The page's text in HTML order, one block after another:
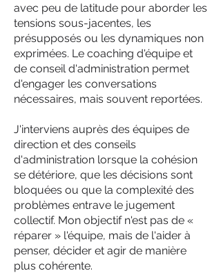
avec peu de latitude pour aborder les
tensions sous-jacentes, les
présupposés ou les dynamiques non
exprimées. Le coaching d'équipe et
de conseil d'administration permet
d'engager les conversations
nécessaires, mais souvent reportées.
J'interviens auprès des équipes de
direction et des conseils
d'administration lorsque la cohésion
se détériore, que les décisions sont
bloquées ou que la complexité des
problèmes entrave le jugement
collectif. Mon objectif n'est pas de «
réparer » l'équipe, mais de l'aider à
penser, décider et agir de manière
plus cohérente.